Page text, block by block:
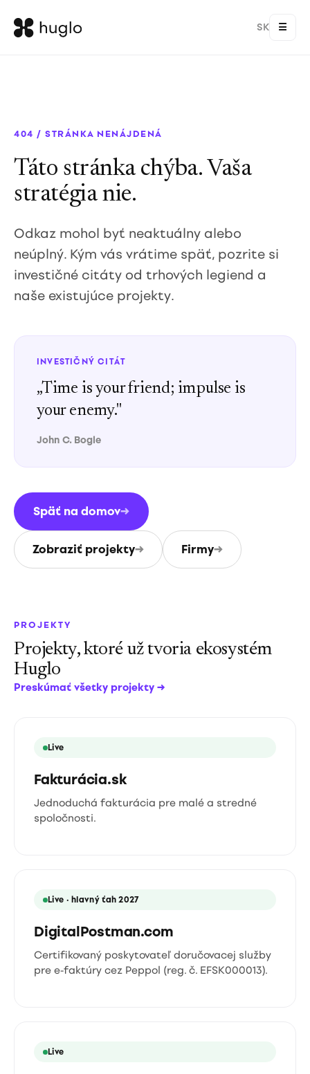
SK ☰
404 / STRÁNKA NENÁJDENÁ
Táto stránka chýba. Vaša
stratégia nie.
Odkaz mohol byť neaktuálny alebo
neúplný. Kým vás vrátime späť, pozrite si
investičné citáty od trhových legiend a
naše existujúce projekty.
INVESTIČNÝ CITÁT
„Time is your friend; impulse is
your enemy."
John C. Bogle
Späť na domov→
Zobraziť projekty→ Firmy→
PROJEKTY
Projekty, ktoré už tvoria ekosystém
Huglo
Preskúmať všetky projekty →
Live
Fakturácia.sk
Jednoduchá fakturácia pre malé a stredné
spoločnosti.
Live · hlavný ťah 2027
DigitalPostman.com
Certifikovaný poskytovateľ doručovacej služby
pre e-faktúry cez Peppol (reg. č. EFSK000013).
Live